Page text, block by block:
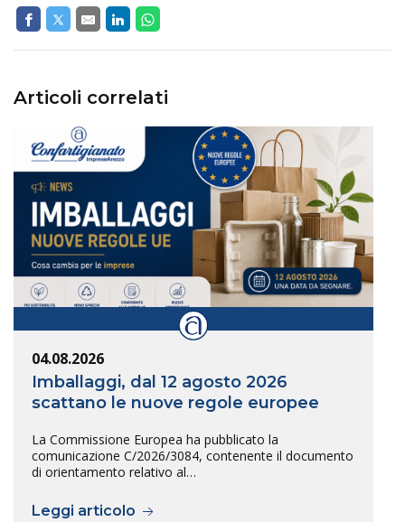
Articoli correlati
04.08.2026
Imballaggi, dal 12 agosto 2026
scattano le nuove regole europee
La Commissione Europea ha pubblicato la
comunicazione C/2026/3084, contenente il documento
di orientamento relativo al…
Leggi articolo